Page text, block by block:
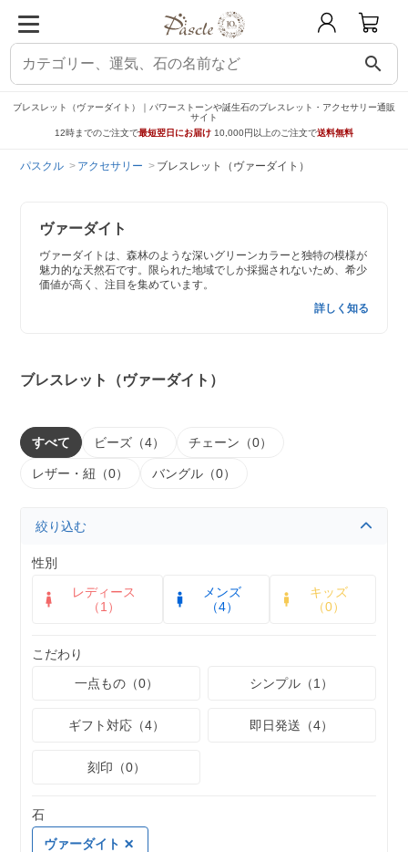
search
ブレスレット（ヴァーダイト）｜パワーストーンや誕生石のブレスレット・アクセサリー通販
サイト
12時までのご注文で最短翌日にお届け 10,000円以上のご注文で送料無料
パスクル アクセサリー ブレスレット（ヴァーダイト）
ヴァーダイト
ヴァーダイトは、森林のような深いグリーンカラーと独特の模様が
魅力的な天然石です。限られた地域でしか採掘されないため、希少
価値が高く、注目を集めています。
詳しく知る
ブレスレット（ヴァーダイト）
すべて ビーズ（4） チェーン（0）
レザー・紐（0） バングル（0）
絞り込む
性別
レディース
（1）
メンズ
（4）
キッズ
（0）
こだわり
一点もの（0）
シンプル（1）
ギフト対応（4） 即日発送（4）
刻印（0）
石
ヴァーダイト